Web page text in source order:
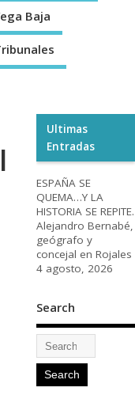
Baja
Ultimas
Entradas
ESPAÑA SE
QUEMA…Y LA
HISTORIA SE REPITE.
Alejandro Bernabé,
geógrafo y
concejal en Rojales
4 agosto, 2026
Search